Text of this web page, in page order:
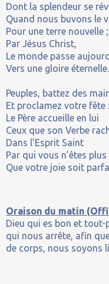
Dont la splendeur se
Quand nous buvons le
Pour une terre nouvelle ;
Par Jésus Christ,
Le monde passe
Vers une gloire éternelle.
Peuples, battez des
Et proclamez votre fête :
Le Père accueille en lui
Ceux que son Verbe
Dans l’Esprit Saint
Par qui vous n’êtes plus
Que votre joie soit
Oraison du matin
Dieu qui es bon et
qui nous arrête, afin
de corps, nous soyons